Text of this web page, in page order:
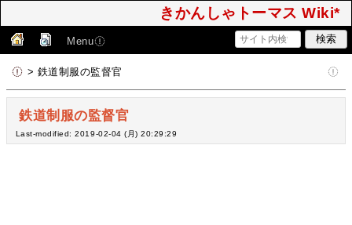
きかんしゃトーマス Wiki*
Menu
> 鉄道制服の監督官
鉄道制服の監督官
Last-modified: 2019-02-04 (月) 20:29:29